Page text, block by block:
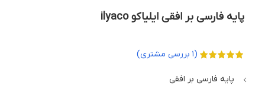
پایه فارسی بر افقی ایلیاکو ilyaco
(
1 بررسی مشتری)
پایه فارسی بر افقی